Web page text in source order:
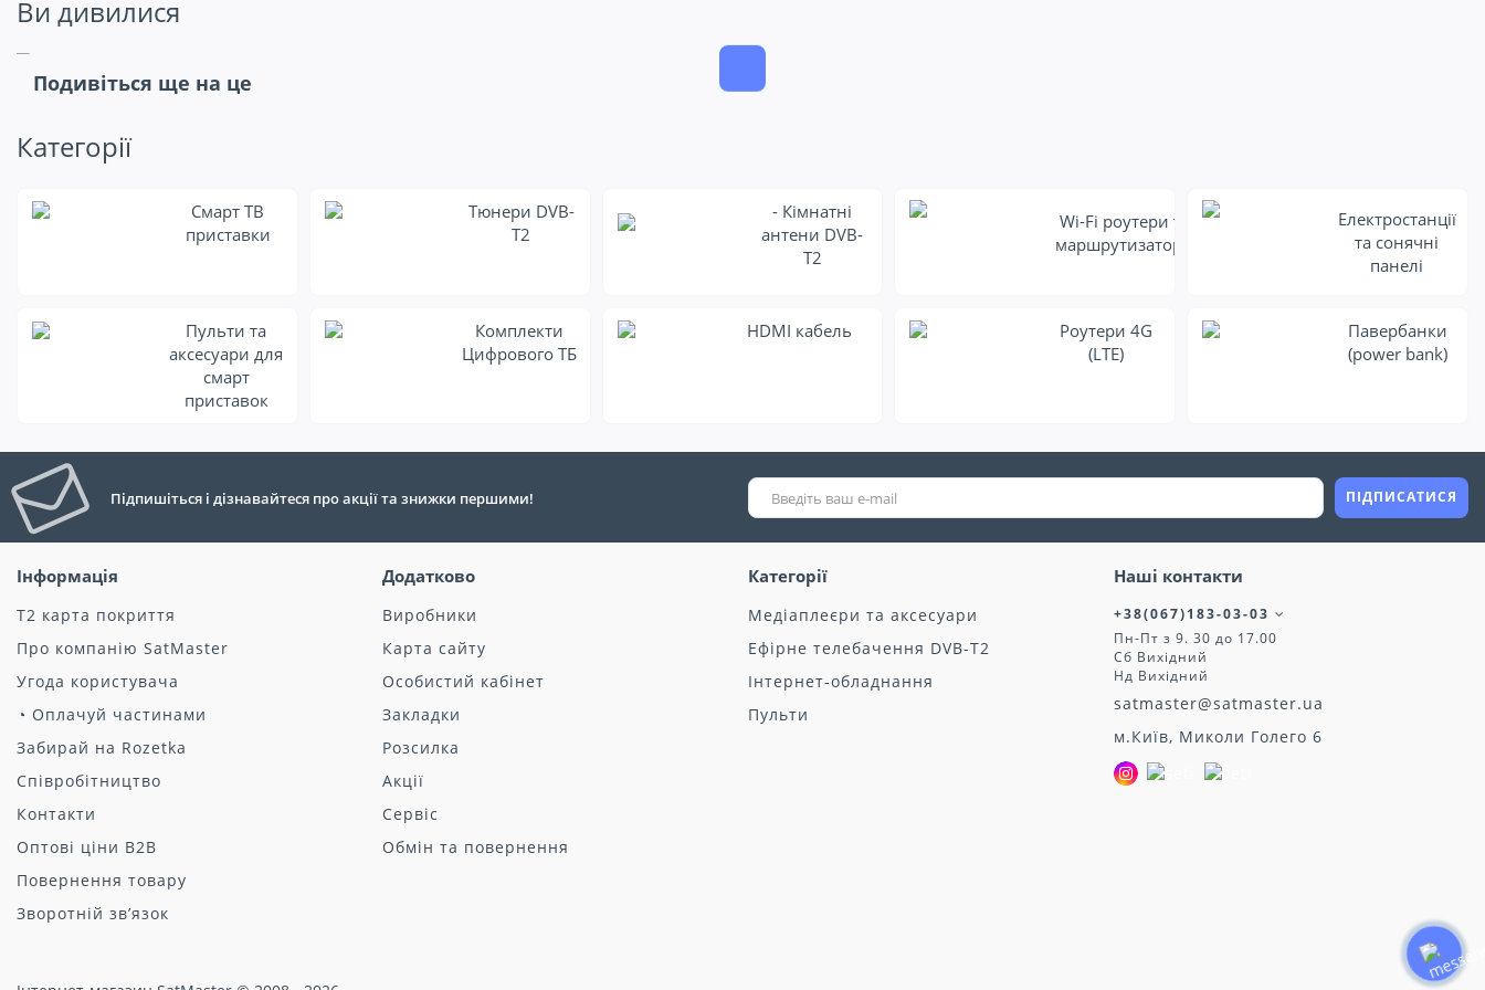
Ви дивилися
Подивіться ще на це
Категорії
Смарт ТВ
приставки
Тюнери DVB-
T2
- Кімнатні
антени DVB-
T2
Wi-Fi роутери та
маршрутизатори
Електростанції
та сонячні
панелі
Пульти та
аксесуари для
смарт
приставок
Комплекти
Цифрового ТБ
HDMI кабель
Роутери 4G
(LTE)
Павербанки
(power bank)
Підпишіться і дізнавайтеся про акції та знижки першими! ПІДПИСАТИСЯ
Інформація
Т2 карта покриття
Про компанію SatMaster
Угода користувача
◔ Оплачуй частинами
Забирай на Rozetka
Співробітництво
Контакти
Оптові ціни B2B
Повернення товару
Зворотній зв’язок
Додатково
Виробники
Карта сайту
Особистий кабінет
Закладки
Розсилка
Акції
Сервіс
Обмін та повернення
Категорії
Медіаплеєри та аксесуари
Ефірне телебачення DVB-T2
Інтернет-обладнання
Пульти
Наші контакти
+38(067)183-03-03
Пн-Пт з 9. 30 до 17.00
Сб Вихідний
Нд Вихідний
satmaster@satmaster.ua
м.Київ, Миколи Голего 6